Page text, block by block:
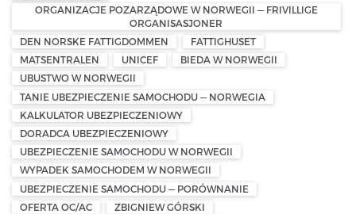
ORGANIZACJE POZARZĄDOWE W NORWEGII — FRIVILLIGE
ORGANISASJONER
DEN NORSKE FATTIGDOMMEN
FATTIGHUSET
MATSENTRALEN
UNICEF
BIEDA W NORWEGII
UBUSTWO W NORWEGII
TANIE UBEZPIECZENIE SAMOCHODU — NORWEGIA
KALKULATOR UBEZPIECZENIOWY
DORADCA UBEZPIECZENIOWY
UBEZPIECZENIE SAMOCHODU W NORWEGII
WYPADEK SAMOCHODEM W NORWEGII
UBEZPIECZENIE SAMOCHODU — PORÓWNANIE
OFERTA OC/AC
ZBIGNIEW GÓRSKI